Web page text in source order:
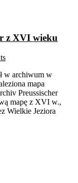
z XVI wieku
w archiwum w
mapa
Preussischer
mapę z XVI w.,
Wielkie Jeziora